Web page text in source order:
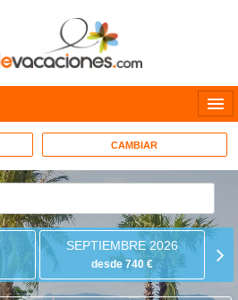
Entrar
CAMBIAR
SEPTIEMBRE 2026
desde 740 €